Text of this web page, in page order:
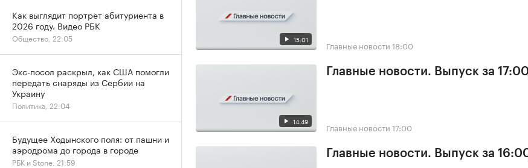
15:01 Главные новости 18:00
14:49
Главные новости. Выпуск за
Главные новости 17:00
Главные новости. Выпуск за
Как выглядит портрет абитуриента в
2026 году. Видео РБК
Общество, 22:05
Экс-посол раскрыл, как США помогли
передать снаряды из Сербии на
Украину
Политика, 22:04
Будущее Ходынского поля: от пашни и
аэродрома до города в городе
РБК и Stone, 21:59